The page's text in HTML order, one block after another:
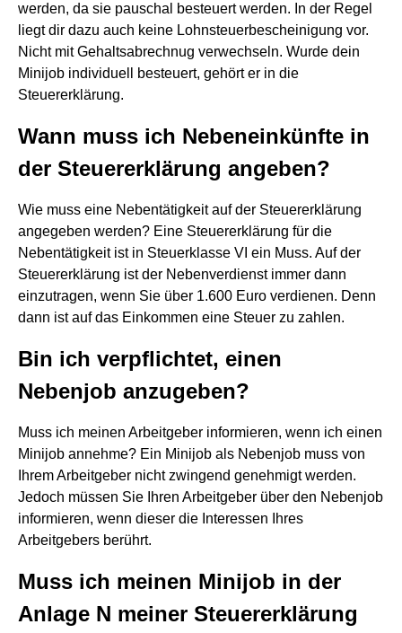
werden, da sie pauschal besteuert werden. In der Regel
liegt dir dazu auch keine Lohnsteuerbescheinigung vor.
Nicht mit Gehaltsabrechnug verwechseln. Wurde dein
Minijob individuell besteuert, gehört er in die
Steuererklärung.
Wann muss ich Nebeneinkünfte in
der Steuererklärung angeben?
Wie muss eine Nebentätigkeit auf der Steuererklärung
angegeben werden? Eine Steuererklärung für die
Nebentätigkeit ist in Steuerklasse VI ein Muss. Auf der
Steuererklärung ist der Nebenverdienst immer dann
einzutragen, wenn Sie über 1.600 Euro verdienen. Denn
dann ist auf das Einkommen eine Steuer zu zahlen.
Bin ich verpflichtet, einen
Nebenjob anzugeben?
Muss ich meinen Arbeitgeber informieren, wenn ich einen
Minijob annehme? Ein Minijob als Nebenjob muss von
Ihrem Arbeitgeber nicht zwingend genehmigt werden.
Jedoch müssen Sie Ihren Arbeitgeber über den Nebenjob
informieren, wenn dieser die Interessen Ihres
Arbeitgebers berührt.
Muss ich meinen Minijob in der
Anlage N meiner Steuererklärung